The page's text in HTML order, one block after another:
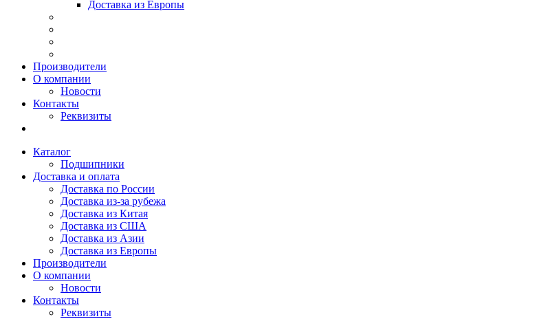
Доставка из Европы
Производители
О компании
Новости
Контакты
Реквизиты
Каталог
Подшипники
Доставка и оплата
Доставка по России
Доставка из-за рубежа
Доставка из Китая
Доставка из США
Доставка из Азии
Доставка из Европы
Производители
О компании
Новости
Контакты
Реквизиты